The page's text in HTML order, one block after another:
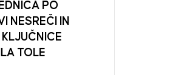
PO
NESREČI IN
TOLE